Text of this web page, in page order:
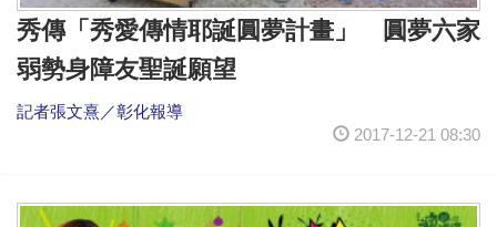
秀傳「秀愛傳情耶誕圓夢計畫」 圓夢六家
弱勢身障友聖誕願望
記者張文熹／彰化報導
2017-12-21 08:30